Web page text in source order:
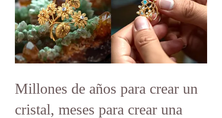
Millones de años para crear un
cristal, meses para crear una